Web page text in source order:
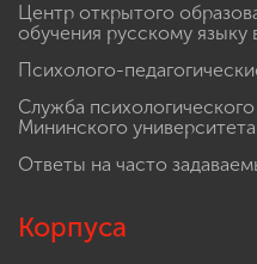
Центр открытого
обучения русскому языку
Психолого-
Служба
Мининского университета
Ответы на часто
Корпуса